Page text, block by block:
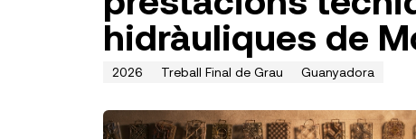
hidràuliques de
2026 Treball Final de Grau Guanyadora